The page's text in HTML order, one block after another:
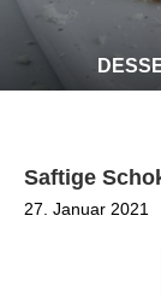
Saftige
27. Januar 2021